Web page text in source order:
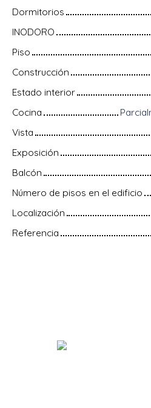
Dormitorios
INODORO
Piso
Construcción
Estado interior
Cocina
Vista
Exposición
Balcón
Número de pisos en el edificio
Localización
Referencia